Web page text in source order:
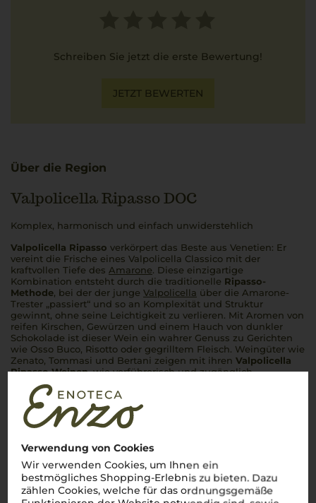
Verwendung von Cookies
Wir verwenden Cookies, um Ihnen ein
bestmögliches Shopping-Erlebnis zu bieten. Dazu
zählen Cookies, welche für das ordnungsgemäße
Schreiben Sie jetzt die erste Bewertung!
JETZT BEWERTEN
Über die Region
Valpolicella Ripasso DOC
Komplex, harmonisch und einfach unwiderstehlich
Valpolicella Ripasso verkörpert das Beste aus Venetien: Er
vereint die Frische eines Valpolicella Classico mit der
kraftvollen Tiefe des Amarone. Diese einzigartige
Kombination entsteht durch die traditionelle Ripasso-
Methode, bei der der junge Valpolicella über die Amarone-
Trester „passiert“ und so an Komplexität und Struktur
gewinnt, ohne seine Leichtigkeit zu verlieren. Mit Aromen von
reifen Kirschen, Gewürzen und einem Hauch von dunkler
Schokolade ist dieser Wein ein wahrer Genuss zu Gerichten
wie Osso Buco, Risotto oder gegrilltem Fleisch. Weingüter wie
Zenato, Tommasi und Bertani zeigen mit ihren Valpolicella
Ripasso Weinen, wie verführerisch und zugänglich
italienischer Rotwein sein kann. Ein Schluck, und man fühlt
sich mitten in den sanften Hügeln
Mehr Weine aus Valpolicella Ripasso DOC